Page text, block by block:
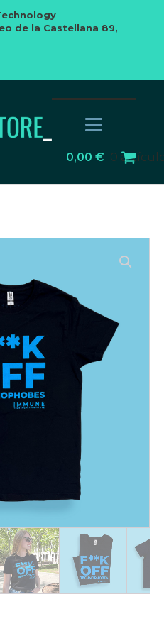
de la Castellana 89,
0,00 € 0